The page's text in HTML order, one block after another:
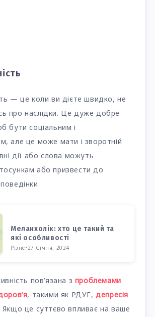
— це коли ви дієте швидко, не
про наслідки. Це дуже добре
бути соціальним і
але це може мати і зворотній
дії або слова можуть
або призвести до
Меланхолік: хто це такий та
які особливості
Різне•27 Січня, 2024
пов’язана з проблемами
, такими як РДУГ,депресія
Якщо це суттєво впливає на ваше